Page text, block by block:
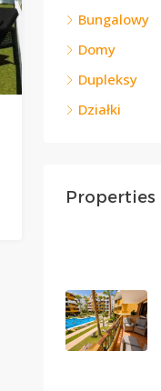
Bungalowy
Domy
Dupleksy
Działki
Properties